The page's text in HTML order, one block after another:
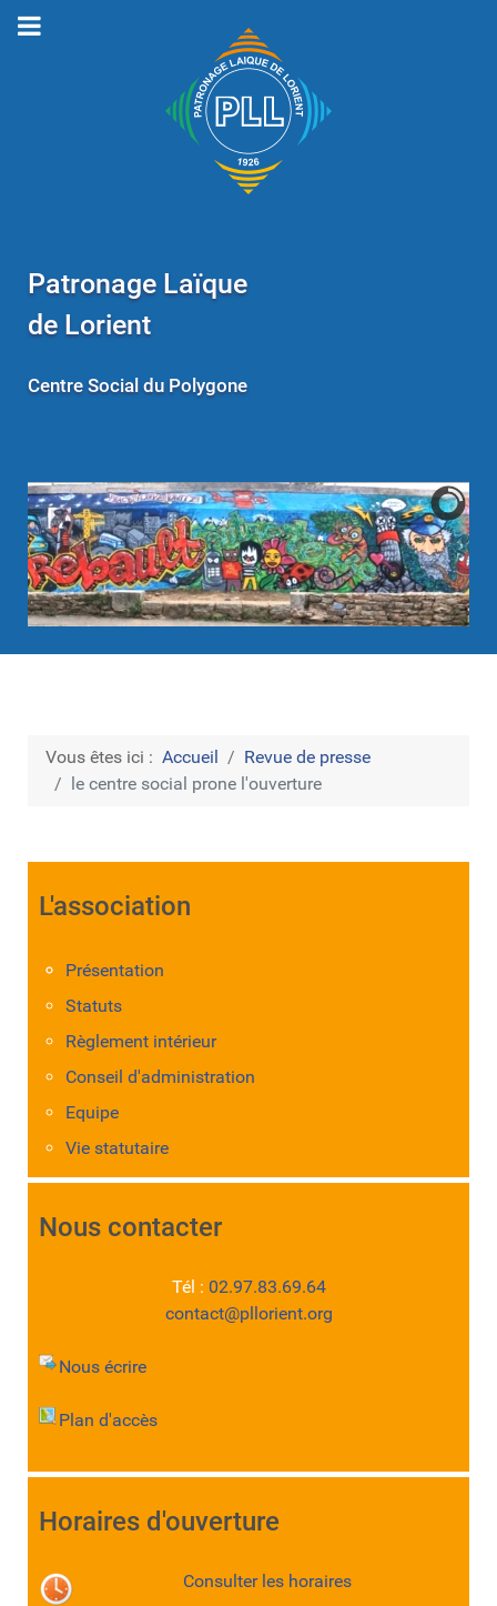
Patronage Laïque
de Lorient
Centre Social du Polygone
Vous êtes ici : Accueil
Revue de presse
le centre social prone l'ouverture
L'association
Présentation
Statuts
Règlement intérieur
Conseil d'administration
Equipe
Vie statutaire
Nous contacter
Tél : 02.97.83.69.64
contact@pllorient.org
Nous écrire
Plan d'accès
Horaires d'ouverture
Consulter les horaires